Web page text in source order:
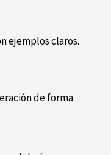
ejemplos claros.
de forma